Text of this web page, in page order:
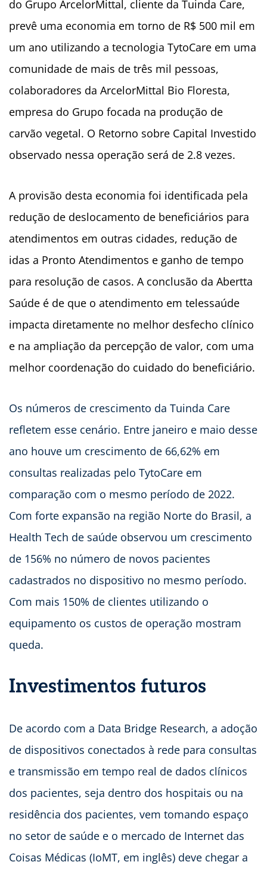
do Grupo ArcelorMittal, cliente da Tuinda Care,
prevê uma economia em torno de R$ 500 mil em
um ano utilizando a tecnologia TytoCare em uma
comunidade de mais de três mil pessoas,
colaboradores da ArcelorMittal Bio Floresta,
empresa do Grupo focada na produção de
carvão vegetal. O Retorno sobre Capital Investido
observado nessa operação será de 2.8 vezes.
A provisão desta economia foi identificada pela
redução de deslocamento de beneficiários para
atendimentos em outras cidades, redução de
idas a Pronto Atendimentos e ganho de tempo
para resolução de casos. A conclusão da Abertta
Saúde é de que o atendimento em telessaúde
impacta diretamente no melhor desfecho clínico
e na ampliação da percepção de valor, com uma
melhor coordenação do cuidado do beneficiário.
Os números de crescimento da Tuinda Care
refletem esse cenário. Entre janeiro e maio desse
ano houve um crescimento de 66,62% em
consultas realizadas pelo TytoCare em
comparação com o mesmo período de 2022.
Com forte expansão na região Norte do Brasil, a
Health Tech de saúde observou um crescimento
de 156% no número de novos pacientes
cadastrados no dispositivo no mesmo período.
Com mais 150% de clientes utilizando o
equipamento os custos de operação mostram
queda.
Investimentos futuros
De acordo com a Data Bridge Research, a adoção
de dispositivos conectados à rede para consultas
e transmissão em tempo real de dados clínicos
dos pacientes, seja dentro dos hospitais ou na
residência dos pacientes, vem tomando espaço
no setor de saúde e o mercado de Internet das
Coisas Médicas (IoMT, em inglês) deve chegar a